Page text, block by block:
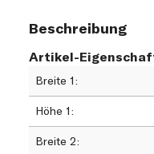
Beschreibung
Artikel-
Breite 1
Höhe 1
Breite 2